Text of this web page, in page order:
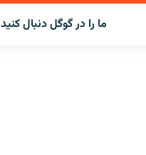
ما را در گوگل دنبال کنید